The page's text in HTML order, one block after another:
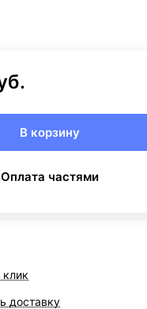
В корзину
Оплата частями
клик
доставку